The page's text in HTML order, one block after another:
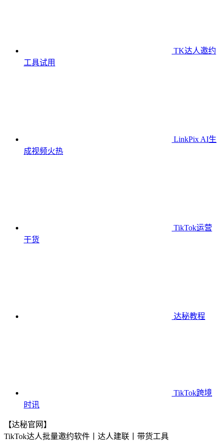
TK达人邀约
工具试用
LinkPix AI生
成视频火热
TikTok运营
干货
达秘教程
TikTok跨境
时讯
【达秘官网】
TikTok达人批量邀约软件丨达人建联丨带货工具